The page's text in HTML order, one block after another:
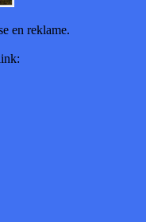
en reklame.